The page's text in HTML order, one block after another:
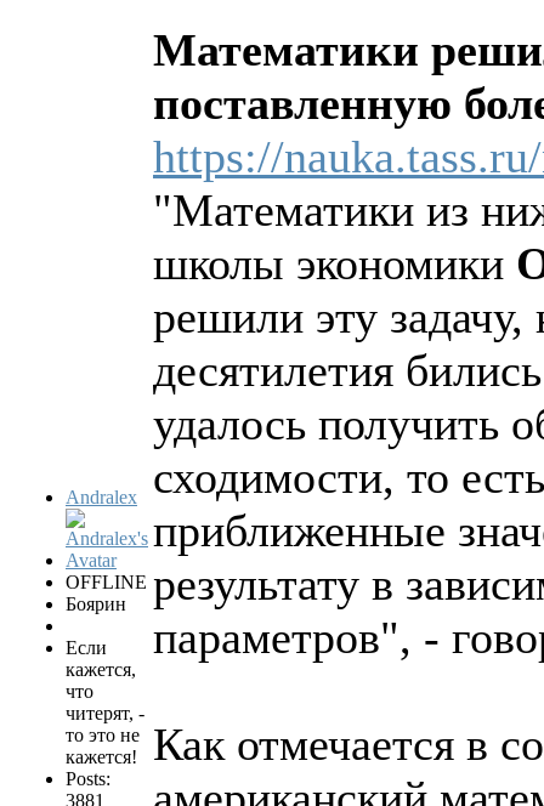
Andralex
OFFLINE
Боярин
Если
кажется,
что
читерят, -
то это не
кажется!
Posts:
3881
Математики
поставленную
https://
"Математики из
школы экономики
решили эту
десятилетия
удалось получить
сходимости, то
приближенные
результату в
параметров", -
Как отмечается в